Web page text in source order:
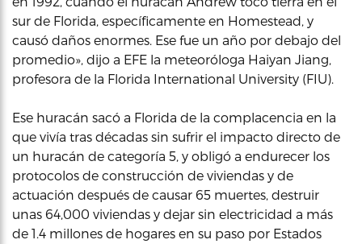
sur de Florida, específicamente en Homestead, y
causó daños enormes. Ese fue un año por debajo del
promedio», dijo a EFE la meteoróloga Haiyan Jiang,
profesora de la Florida International University (FIU).
Ese huracán sacó a Florida de la complacencia en la
que vivía tras décadas sin sufrir el impacto directo de
un huracán de categoría 5, y obligó a endurecer los
protocolos de construcción de viviendas y de
actuación después de causar 65 muertes, destruir
unas 64,000 viviendas y dejar sin electricidad a más
de 1.4 millones de hogares en su paso por Estados